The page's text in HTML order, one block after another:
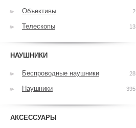
Объективы 2
Телескопы 13
НАУШНИКИ
Беспроводные наушники 28
Наушники 395
АКСЕССУАРЫ